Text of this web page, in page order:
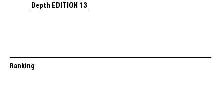
Depth EDITION 13
Ranking